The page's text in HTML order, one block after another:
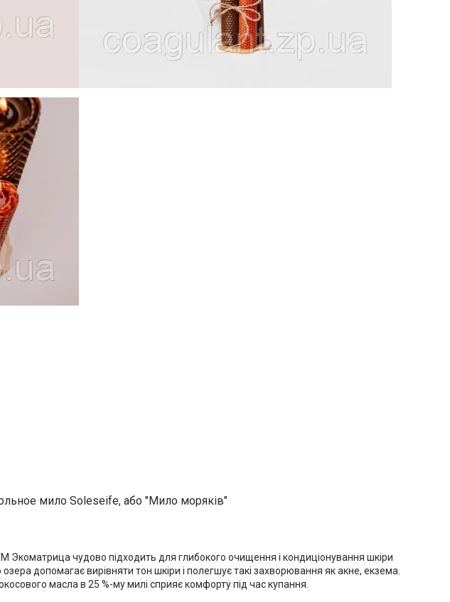
мило Soleseife, або "Мило моряків"
Экоматрица чудово підходить для глибокого очищення і кондиціонування шкіри
озера допомагає вирівняти тон шкіри і полегшує такі захворювання як акне, екзема.
масла в 25 %-му милі сприяє комфорту під час купання.